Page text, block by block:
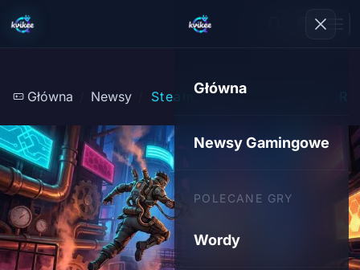
Główna
Newsy Gamingowe
POLECANE GRY
Wordy
Główna Newsy Steam Machine od Valve: